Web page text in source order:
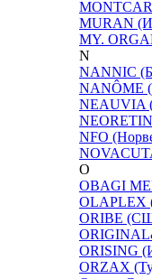
MURAN
MY.
N
NANNIC
NANÔME
NEAUVIA
NFO
O
OBAGI
ORIBE
ORISING
ORZAX